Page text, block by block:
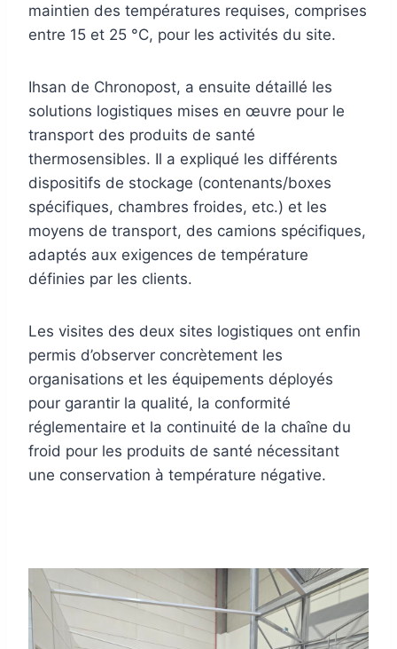
maintien des températures requises, comprises
entre 15 et 25 °C, pour les activités du site.
Ihsan de Chronopost, a ensuite détaillé les
solutions logistiques mises en œuvre pour le
transport des produits de santé
thermosensibles. Il a expliqué les différents
dispositifs de stockage (contenants/boxes
spécifiques, chambres froides, etc.) et les
moyens de transport, des camions spécifiques,
adaptés aux exigences de température
définies par les clients.
Les visites des deux sites logistiques ont enfin
permis d’observer concrètement les
organisations et les équipements déployés
pour garantir la qualité, la conformité
réglementaire et la continuité de la chaîne du
froid pour les produits de santé nécessitant
une conservation à température négative.